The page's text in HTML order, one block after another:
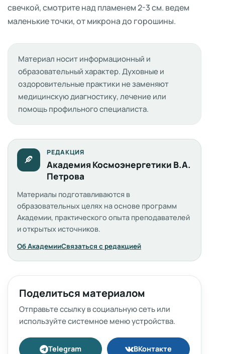
свечкой, смотрите над пламенем 2-3 см. ведем
маленькие точки, от микрона до горошины.
Материал носит информационный и
образовательный характер. Духовные и
оздоровительные практики не заменяют
медицинскую диагностику, лечение или
помощь профильного специалиста.
РЕДАКЦИЯ
Академия Космоэнергетики В.А.
Петрова
Материалы подготавливаются в
образовательных целях на основе программ
Академии, практического опыта преподавателей
и открытых источников.
Об АкадемииСвязаться с редакцией
Поделиться материалом
Отправьте ссылку в социальную сеть или
используйте системное меню устройства.
Telegram ВКонтакте